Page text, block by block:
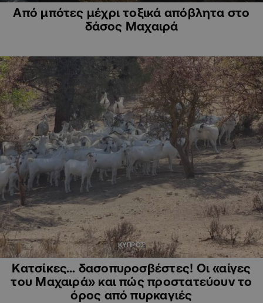
Από μπότες μέχρι τοξικά απόβλητα στο
δάσος Μαχαιρά
ΚΥΠΡΟΣ
Κατσίκες… δασοπυροσβέστες! Οι «αίγες
του Μαχαιρά» και πώς προστατεύουν το
όρος από πυρκαγιές